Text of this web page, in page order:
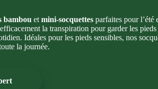
bambou et mini-socquettesparfaites pour l’été
la transpiration pour garder les
Idéales pour les pieds sensibles, nos
la journée.